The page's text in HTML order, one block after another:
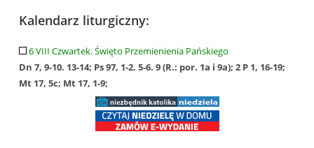
Kalendarz liturgiczny:
6 VIII Czwartek. Święto Przemienienia Pańskiego
Dn 7, 9-10. 13-14; Ps 97, 1-2. 5-6. 9 (R.: por. 1a i 9a); 2 P 1, 16-19;
Mt 17, 5c; Mt 17, 1-9;